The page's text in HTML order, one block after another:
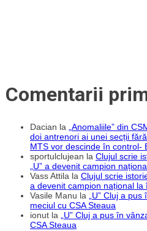
Comentarii
Dacian la „Anomaliile” din
doi antrenori ai unei secții
MTS vor descinde în control-
sportulclujean la Clujul scrie
„U” a devenit campion
Vass Attila la Clujul scrie
a devenit campion național la
Vasile Manu la „U” Cluj a
meciul cu CSA Steaua
ionut la „U” Cluj a pus în
CSA Steaua